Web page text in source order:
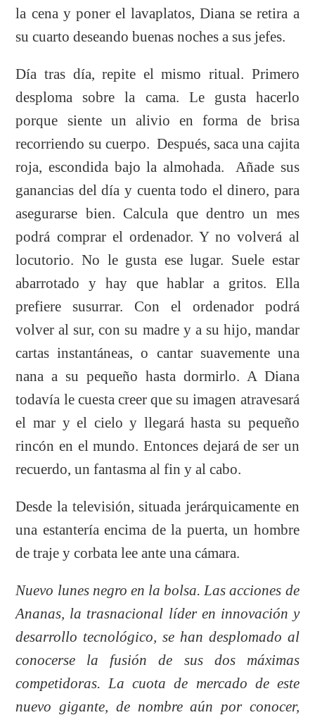
la cena y poner el lavaplatos, Diana se retira a
su cuarto deseando buenas noches a sus jefes.
Día tras día, repite el mismo ritual. Primero
desploma sobre la cama. Le gusta hacerlo
porque siente un alivio en forma de brisa
recorriendo su cuerpo. Después, saca una cajita
roja, escondida bajo la almohada. Añade sus
ganancias del día y cuenta todo el dinero, para
asegurarse bien. Calcula que dentro un mes
podrá comprar el ordenador. Y no volverá al
locutorio. No le gusta ese lugar. Suele estar
abarrotado y hay que hablar a gritos. Ella
prefiere susurrar. Con el ordenador podrá
volver al sur, con su madre y a su hijo, mandar
cartas instantáneas, o cantar suavemente una
nana a su pequeño hasta dormirlo. A Diana
todavía le cuesta creer que su imagen atravesará
el mar y el cielo y llegará hasta su pequeño
rincón en el mundo. Entonces dejará de ser un
recuerdo, un fantasma al fin y al cabo.
Desde la televisión, situada jerárquicamente en
una estantería encima de la puerta, un hombre
de traje y corbata lee ante una cámara.
Nuevo lunes negro en la bolsa. Las acciones de
Ananas, la trasnacional líder en innovación y
desarrollo tecnológico, se han desplomado al
conocerse la fusión de sus dos máximas
competidoras. La cuota de mercado de este
nuevo gigante, de nombre aún por conocer,